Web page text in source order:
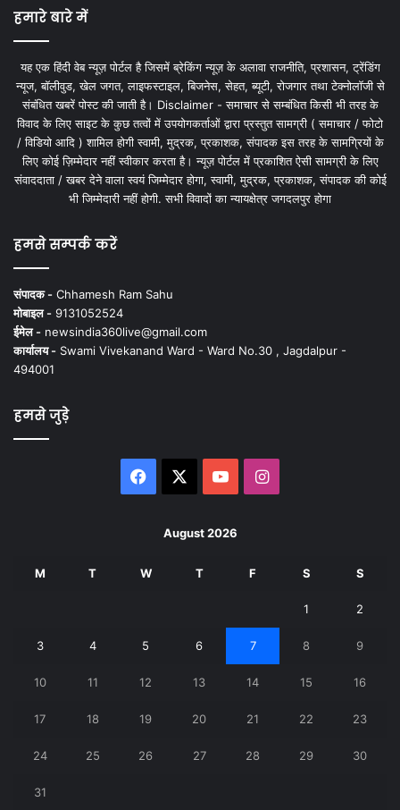
हमारे बारे में
यह एक हिंदी वेब न्यूज़ पोर्टल है जिसमें ब्रेकिंग न्यूज़ के अलावा राजनीति, प्रशासन, ट्रेंडिंग
न्यूज, बॉलीवुड, खेल जगत, लाइफस्टाइल, बिजनेस, सेहत, ब्यूटी, रोजगार तथा टेक्नोलॉजी से
संबंधित खबरें पोस्ट की जाती है। Disclaimer - समाचार से सम्बंधित किसी भी तरह के
विवाद के लिए साइट के कुछ तत्वों में उपयोगकर्ताओं द्वारा प्रस्तुत सामग्री ( समाचार / फोटो
/ विडियो आदि ) शामिल होगी स्वामी, मुद्रक, प्रकाशक, संपादक इस तरह के सामग्रियों के
लिए कोई ज़िम्मेदार नहीं स्वीकार करता है। न्यूज़ पोर्टल में प्रकाशित ऐसी सामग्री के लिए
संवाददाता / खबर देने वाला स्वयं जिम्मेदार होगा, स्वामी, मुद्रक, प्रकाशक, संपादक की कोई
भी जिम्मेदारी नहीं होगी. सभी विवादों का न्यायक्षेत्र जगदलपुर होगा
हमसे सम्पर्क करें
संपादक - Chhamesh Ram Sahu
मोबाइल - 9131052524
ईमेल - newsindia360live@gmail.com
कार्यालय - Swami Vivekanand Ward - Ward No.30 , Jagdalpur -
494001
हमसे जुड़े
Facebook YouTubeInstagram
August 2026
M T W T F S S
1 2
3 4 5 6 7 8 9
10 11 12 13 14 15 16
17 18 19 20 21 22 23
24 25 26 27 28 29 30
31